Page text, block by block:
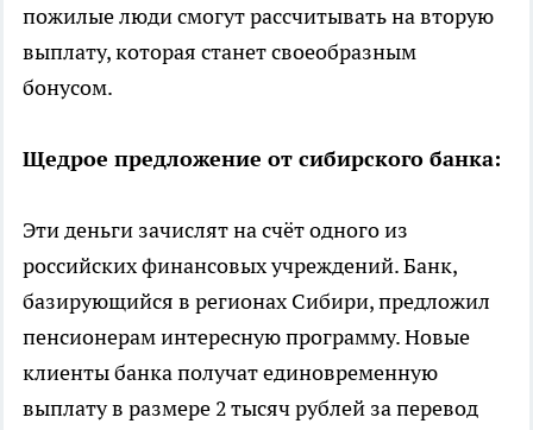
пожилые люди смогут рассчитывать на вторую
выплату, которая станет своеобразным
бонусом.
Щедрое предложение от сибирского банка:
Эти деньги зачислят на счёт одного из
российских финансовых учреждений. Банк,
базирующийся в регионах Сибири, предложил
пенсионерам интересную программу. Новые
клиенты банка получат единовременную
выплату в размере 2 тысяч рублей за перевод